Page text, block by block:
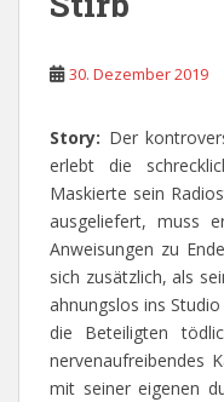
30. Dezember 2019
Story: Der
erlebt die
Maskierte sein
ausgeliefert, muss
Anweisungen zu
sich zusätzlich, als
ahnungslos ins
die Beteiligten
nervenaufreibendes
mit seiner eigenen